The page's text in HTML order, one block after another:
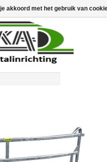
€0,00
akkoord met het gebruik van